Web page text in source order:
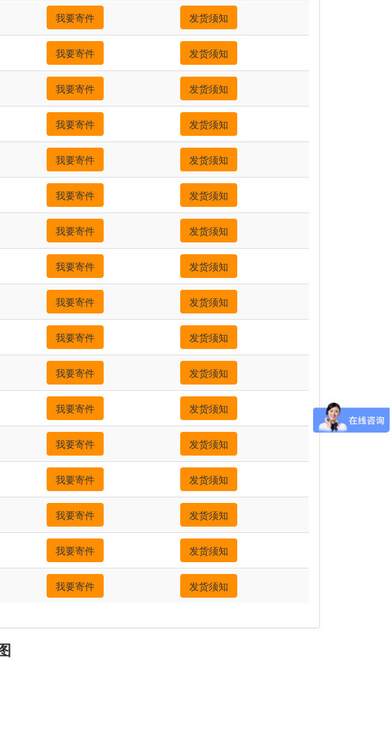
我要寄件 发货须知
我要寄件 发货须知
我要寄件 发货须知
我要寄件 发货须知
我要寄件 发货须知
我要寄件 发货须知
我要寄件 发货须知
我要寄件 发货须知
我要寄件 发货须知
我要寄件 发货须知
我要寄件 发货须知
我要寄件 发货须知
我要寄件 发货须知
我要寄件 发货须知
我要寄件 发货须知
我要寄件 发货须知
我要寄件 发货须知